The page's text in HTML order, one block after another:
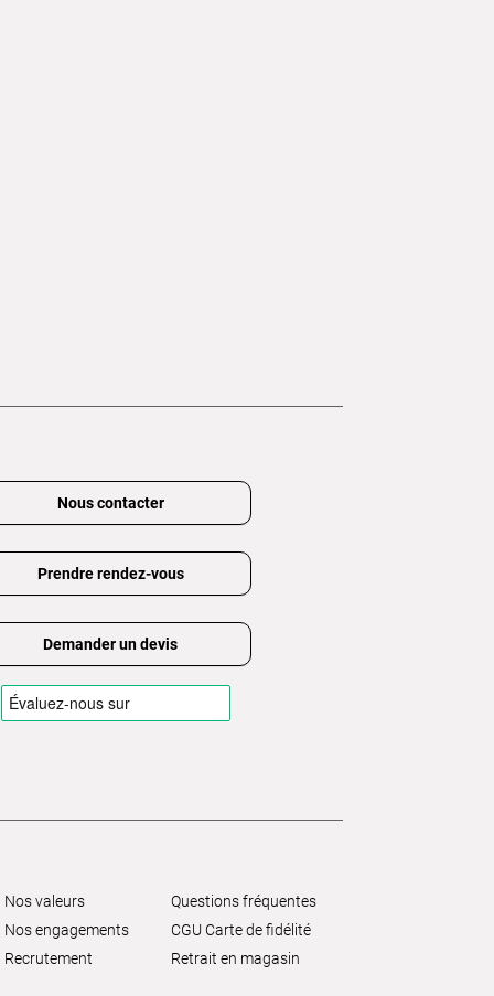
Nous contacter
Prendre rendez-vous
Demander un devis
Nos valeurs
Nos engagements
Recrutement
Questions fréquentes
CGU Carte de fidélité
Retrait en magasin